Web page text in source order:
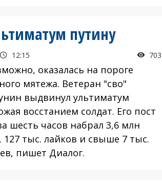
путину
12:15 703
оказалась на пороге
мятежа. Ветеран "сво"
выдвинул ультиматум
восстанием солдат. Его пост
шесть часов набрал 3,6 млн
127 тыс. лайков и свыше 7 тыс.
пишет Диалог.